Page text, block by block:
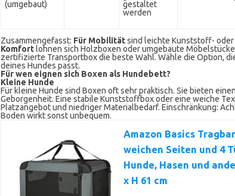
(umgebaut)
gestaltet
werden
Zusammengefasst: Für Mobilitätsind leichte Kunststoff-
Komfortlohnen sich Holzboxen oder umgebaute
zertifizierte Transportbox die beste Wahl. Wähle die Option,
deines Hundes passt.
Für wen eignen sich Boxen als Hundebett?
Kleine Hunde
Für kleine Hunde sind Boxen oft sehr praktisch. Sie bieten einen
Geborgenheit. Eine stabile Kunststoffbox oder eine weiche
Platzangebot und niedriger Materialbedarf. Einschränkung:
Boden wirkt sonst unbequem.
Amazon Basics
weichen Seiten und 4
Hunde, Hasen und
x H 61 cm